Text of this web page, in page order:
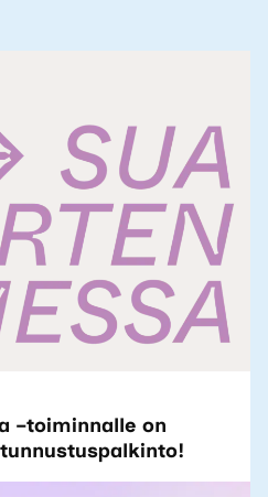
–toiminnalle on